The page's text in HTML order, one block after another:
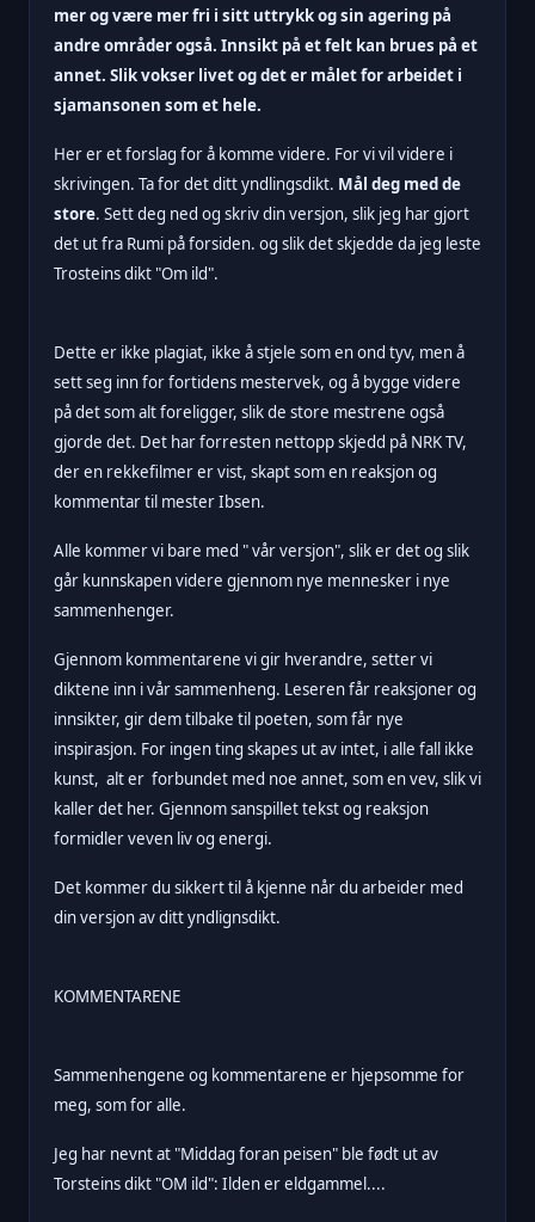
mer og være mer fri i sitt uttrykk og sin agering på
andre områder også. Innsikt på et felt kan brues på et
annet. Slik vokser livet og det er målet for arbeidet i
sjamansonen som et hele.
Her er et forslag for å komme videre. For vi vil videre i
skrivingen. Ta for det ditt yndlingsdikt. Mål deg med de
store. Sett deg ned og skriv din versjon, slik jeg har gjort
det ut fra Rumi på forsiden. og slik det skjedde da jeg leste
Trosteins dikt "Om ild".
Dette er ikke plagiat, ikke å stjele som en ond tyv, men å
sett seg inn for fortidens mestervek, og å bygge videre
på det som alt foreligger, slik de store mestrene også
gjorde det. Det har forresten nettopp skjedd på NRK TV,
der en rekkefilmer er vist, skapt som en reaksjon og
kommentar til mester Ibsen.
Alle kommer vi bare med " vår versjon", slik er det og slik
går kunnskapen videre gjennom nye mennesker i nye
sammenhenger.
Gjennom kommentarene vi gir hverandre, setter vi
diktene inn i vår sammenheng. Leseren får reaksjoner og
innsikter, gir dem tilbake til poeten, som får nye
inspirasjon. For ingen ting skapes ut av intet, i alle fall ikke
kunst, alt er forbundet med noe annet, som en vev, slik vi
kaller det her. Gjennom sanspillet tekst og reaksjon
formidler veven liv og energi.
Det kommer du sikkert til å kjenne når du arbeider med
din versjon av ditt yndlignsdikt.
KOMMENTARENE
Sammenhengene og kommentarene er hjepsomme for
meg, som for alle.
Jeg har nevnt at "Middag foran peisen" ble født ut av
Torsteins dikt "OM ild": Ilden er eldgammel....